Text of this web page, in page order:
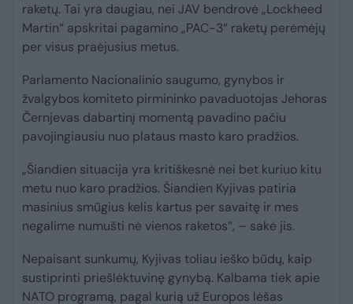
raketų. Tai yra daugiau, nei JAV bendrovė „Lockheed
Martin“ apskritai pagamino „PAC-3“ raketų perėmėjų
per visus praėjusius metus.
Parlamento Nacionalinio saugumo, gynybos ir
žvalgybos komiteto pirmininko pavaduotojas Jehoras
Černjevas dabartinį momentą pavadino pačiu
pavojingiausiu nuo plataus masto karo pradžios.
„Šiandien situacija yra kritiškesnė nei bet kuriuo kitu
metu nuo karo pradžios. Šiandien Kyjivas patiria
masinius smūgius kelis kartus per savaitę ir mes
negalime numušti nė vienos raketos“, – sakė jis.
Nepaisant sunkumų, Kyjivas toliau ieško būdų, kaip
sustiprinti priešlėktuvinę gynybą. Kalbama tiek apie
NATO programą, pagal kurią už Europos lėšas